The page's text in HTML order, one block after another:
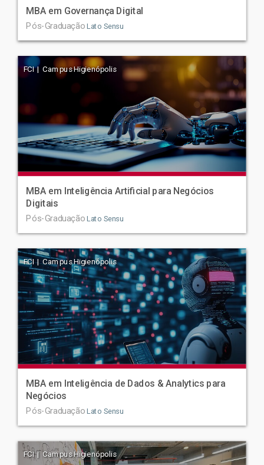
MBA em Governança Digital
Pós-Graduação Lato Sensu
FCI | Campus Higienópolis
MBA em Inteligência Artificial para Negócios
Digitais
Pós-Graduação Lato Sensu
FCI | Campus Higienópolis
MBA em Inteligência de Dados & Analytics para
Negócios
Pós-Graduação Lato Sensu
FCI | Campus Higienópolis